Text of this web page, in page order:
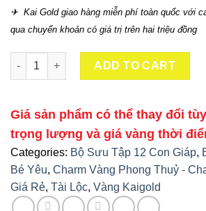
✈ Kai Gold giao hàng miễn phí toàn quốc với
qua chuyển khoản có giá trị trên hai triệu đồng
Vòng Tay Kim Ngọ Vàng 24K 9999 Phối
ADD TO CART
Giá sản phẩm có thể thay đổi
trọng lượng và giá vàng thời
Categories: Bộ Sưu Tập 12 Con Giáp,
Bé Yêu, Charm Vàng Phong Thuỷ -
Giá Rẻ, Tài Lộc, Vàng Kaigold